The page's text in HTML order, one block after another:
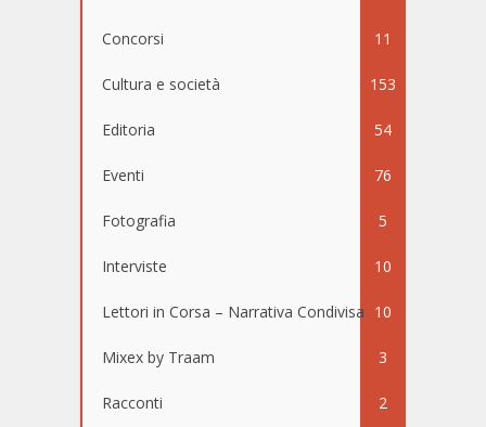
Concorsi 11
Cultura e società 153
Editoria 54
Eventi 76
Fotografia 5
Interviste 10
Lettori in Corsa – Narrativa Condivisa 10
Mixex by Traam 3
Racconti 2